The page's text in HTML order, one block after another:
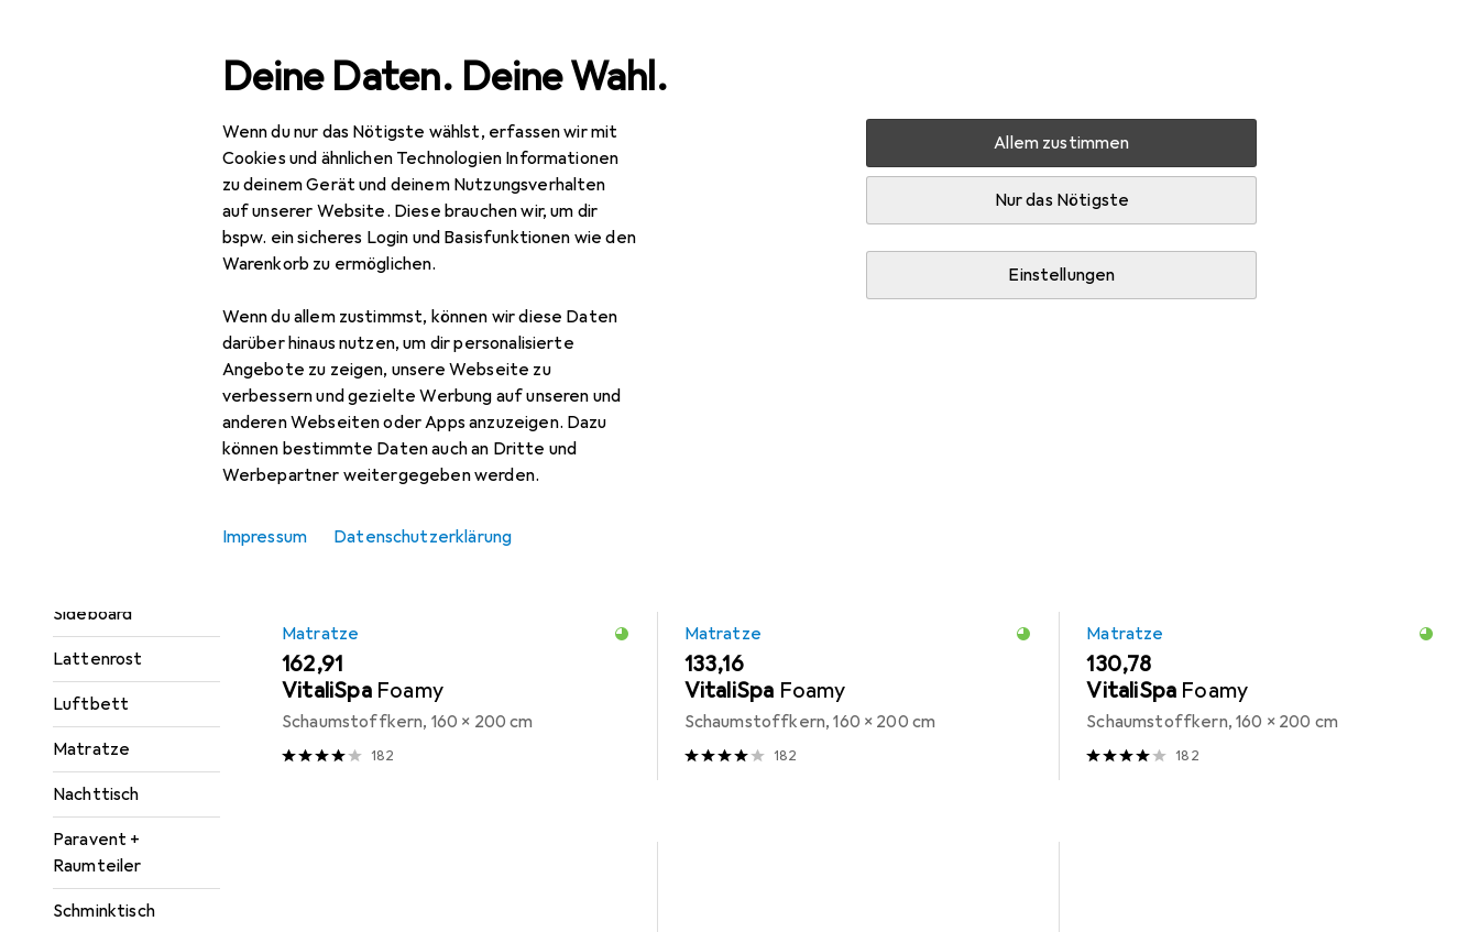
Deine Daten. Deine Wahl.
Wenn du nur das Nötigste wählst, erfassen wir mit
Cookies und ähnlichen Technologien Informationen
zu deinem Gerät und deinem Nutzungsverhalten
auf unserer Website. Diese brauchen wir, um dir
bspw. ein sicheres Login und Basisfunktionen wie den
Warenkorb zu ermöglichen.
Wenn du allem zustimmst, können wir diese Daten
darüber hinaus nutzen, um dir personalisierte
Angebote zu zeigen, unsere Webseite zu
verbessern und gezielte Werbung auf unseren und
anderen Webseiten oder Apps anzuzeigen. Dazu
können bestimmte Daten auch an Dritte und
Werbepartner weitergegeben werden.
Allem zustimmen
Nur das Nötigste
Einstellungen
Impressum Datenschutzerklärung
Navigation nach Kategorien
Sideboard
Lattenrost
Luftbett
Matratze
Nachttisch
Paravent +
Raumteiler
Schminktisch
Gesamtsortiment Wohnen Möbel Zubehör
Beliani Betin
Zubehör für Beliani Betin
Hier findest du passendes Zubehör zum Produkt Beliani Betin aus der Kategorie Matratze.
Sortieren nach:Relevanz
Matratze
EUR
162,91
VitaliSpa Foamy
Schaumstoffkern, 160 x 200 cm
182
Matratze
EUR
133,16
VitaliSpa Foamy
Schaumstoffkern, 160 x 200 cm
182
Matratze
EUR
130,78
VitaliSpa Foamy
Schaumstoffkern, 160 x 200 cm
182